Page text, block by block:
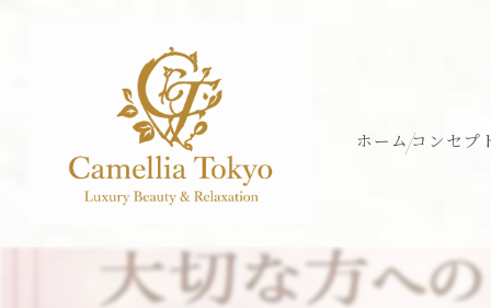
ホーム コンセプ